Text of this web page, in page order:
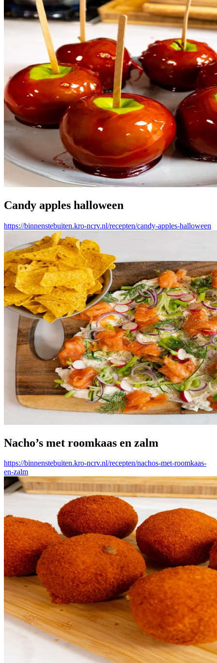
Candy apples halloween
https://binnenstebuiten.kro-ncrv.nl/recepten/candy-apples-halloween
Nacho’s met roomkaas en zalm
https://binnenstebuiten.kro-ncrv.nl/recepten/nachos-met-roomkaas-
en-zalm